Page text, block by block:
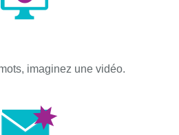
imaginez une vidéo.